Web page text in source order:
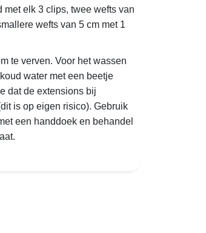
met elk 3 clips, twee wefts van
wefts van 5 cm met 1
te verven. Voor het wassen
water met een beetje
dat de extensions bij
is op eigen risico). Gebruik
een handdoek en behandel